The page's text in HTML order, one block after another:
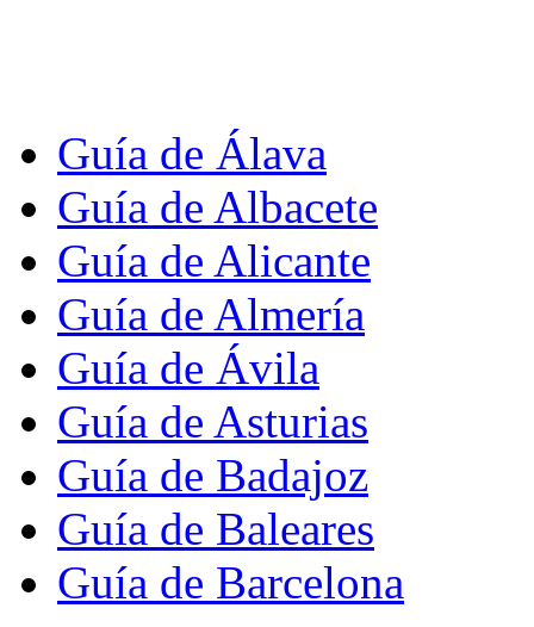
Guía de Álava
Guía de Albacete
Guía de Alicante
Guía de Almería
Guía de Ávila
Guía de Asturias
Guía de Badajoz
Guía de Baleares
Guía de Barcelona